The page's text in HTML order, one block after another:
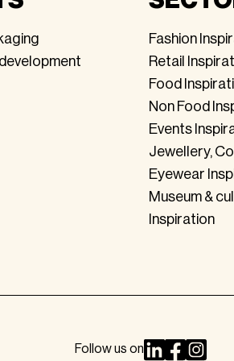
Fashion
Retail
Food
Non Food
Events
Jewellery,
Eyewear
Museum &
Inspiration
Follow us on